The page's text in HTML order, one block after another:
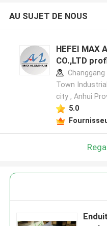
AU SUJET DE NOUS
HEFEI MAX
CO.,LTD
Town
city , Anhui
5.0